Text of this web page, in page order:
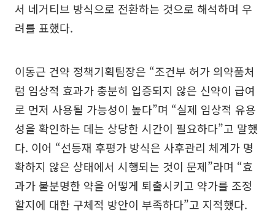
서 네거티브 방식으로 전환하는 것으로 해석하며 우
려를 표했다.
이동근 건약 정책기획팀장은 “조건부 허가 의약품처
럼 임상적 효과가 충분히 입증되지 않은 신약이 급여
로 먼저 사용될 가능성이 높다”며 “실제 임상적 유용
성을 확인하는 데는 상당한 시간이 필요하다”고 말했
다. 이어 “선등재 후평가 방식은 사후관리 체계가 명
확하지 않은 상태에서 시행되는 것이 문제”라며 “효
과가 불분명한 약을 어떻게 퇴출시키고 약가를 조정
할지에 대한 구체적 방안이 부족하다”고 지적했다.